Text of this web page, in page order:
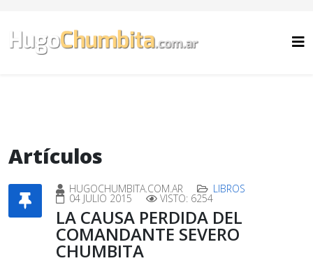
Artículos
HUGOCHUMBITA.COM.AR LIBROS
04 JULIO 2015 VISTO: 6254
LA CAUSA PERDIDA DEL
COMANDANTE SEVERO
CHUMBITA